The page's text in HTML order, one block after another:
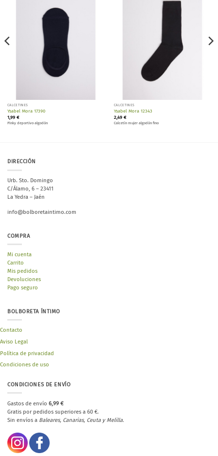
CALCETINES
Ysabel Mora 17390
1,99 €
Pinky deportivo algodón
CALCETINES
Ysabel Mora 12343
2,49 €
Calcetín mujer algodón fino
DIRECCIÓN
Urb. Sto. Domingo
C/Álamo, 6 – 23411
La Yedra – Jaén
info@bolboretaintimo.com
COMPRA
Mi cuenta
Carrito
Mis pedidos
Devoluciones
Pago seguro
BOLBORETA ÍNTIMO
Contacto
Aviso Legal
Política de privacidad
Condiciones de uso
CONDICIONES DE ENVÍO
Gastos de envío 6,99 €
Gratis por pedidos superiores a 60 €.
Sin envíos a Baleares, Canarias, Ceuta y Melilla.